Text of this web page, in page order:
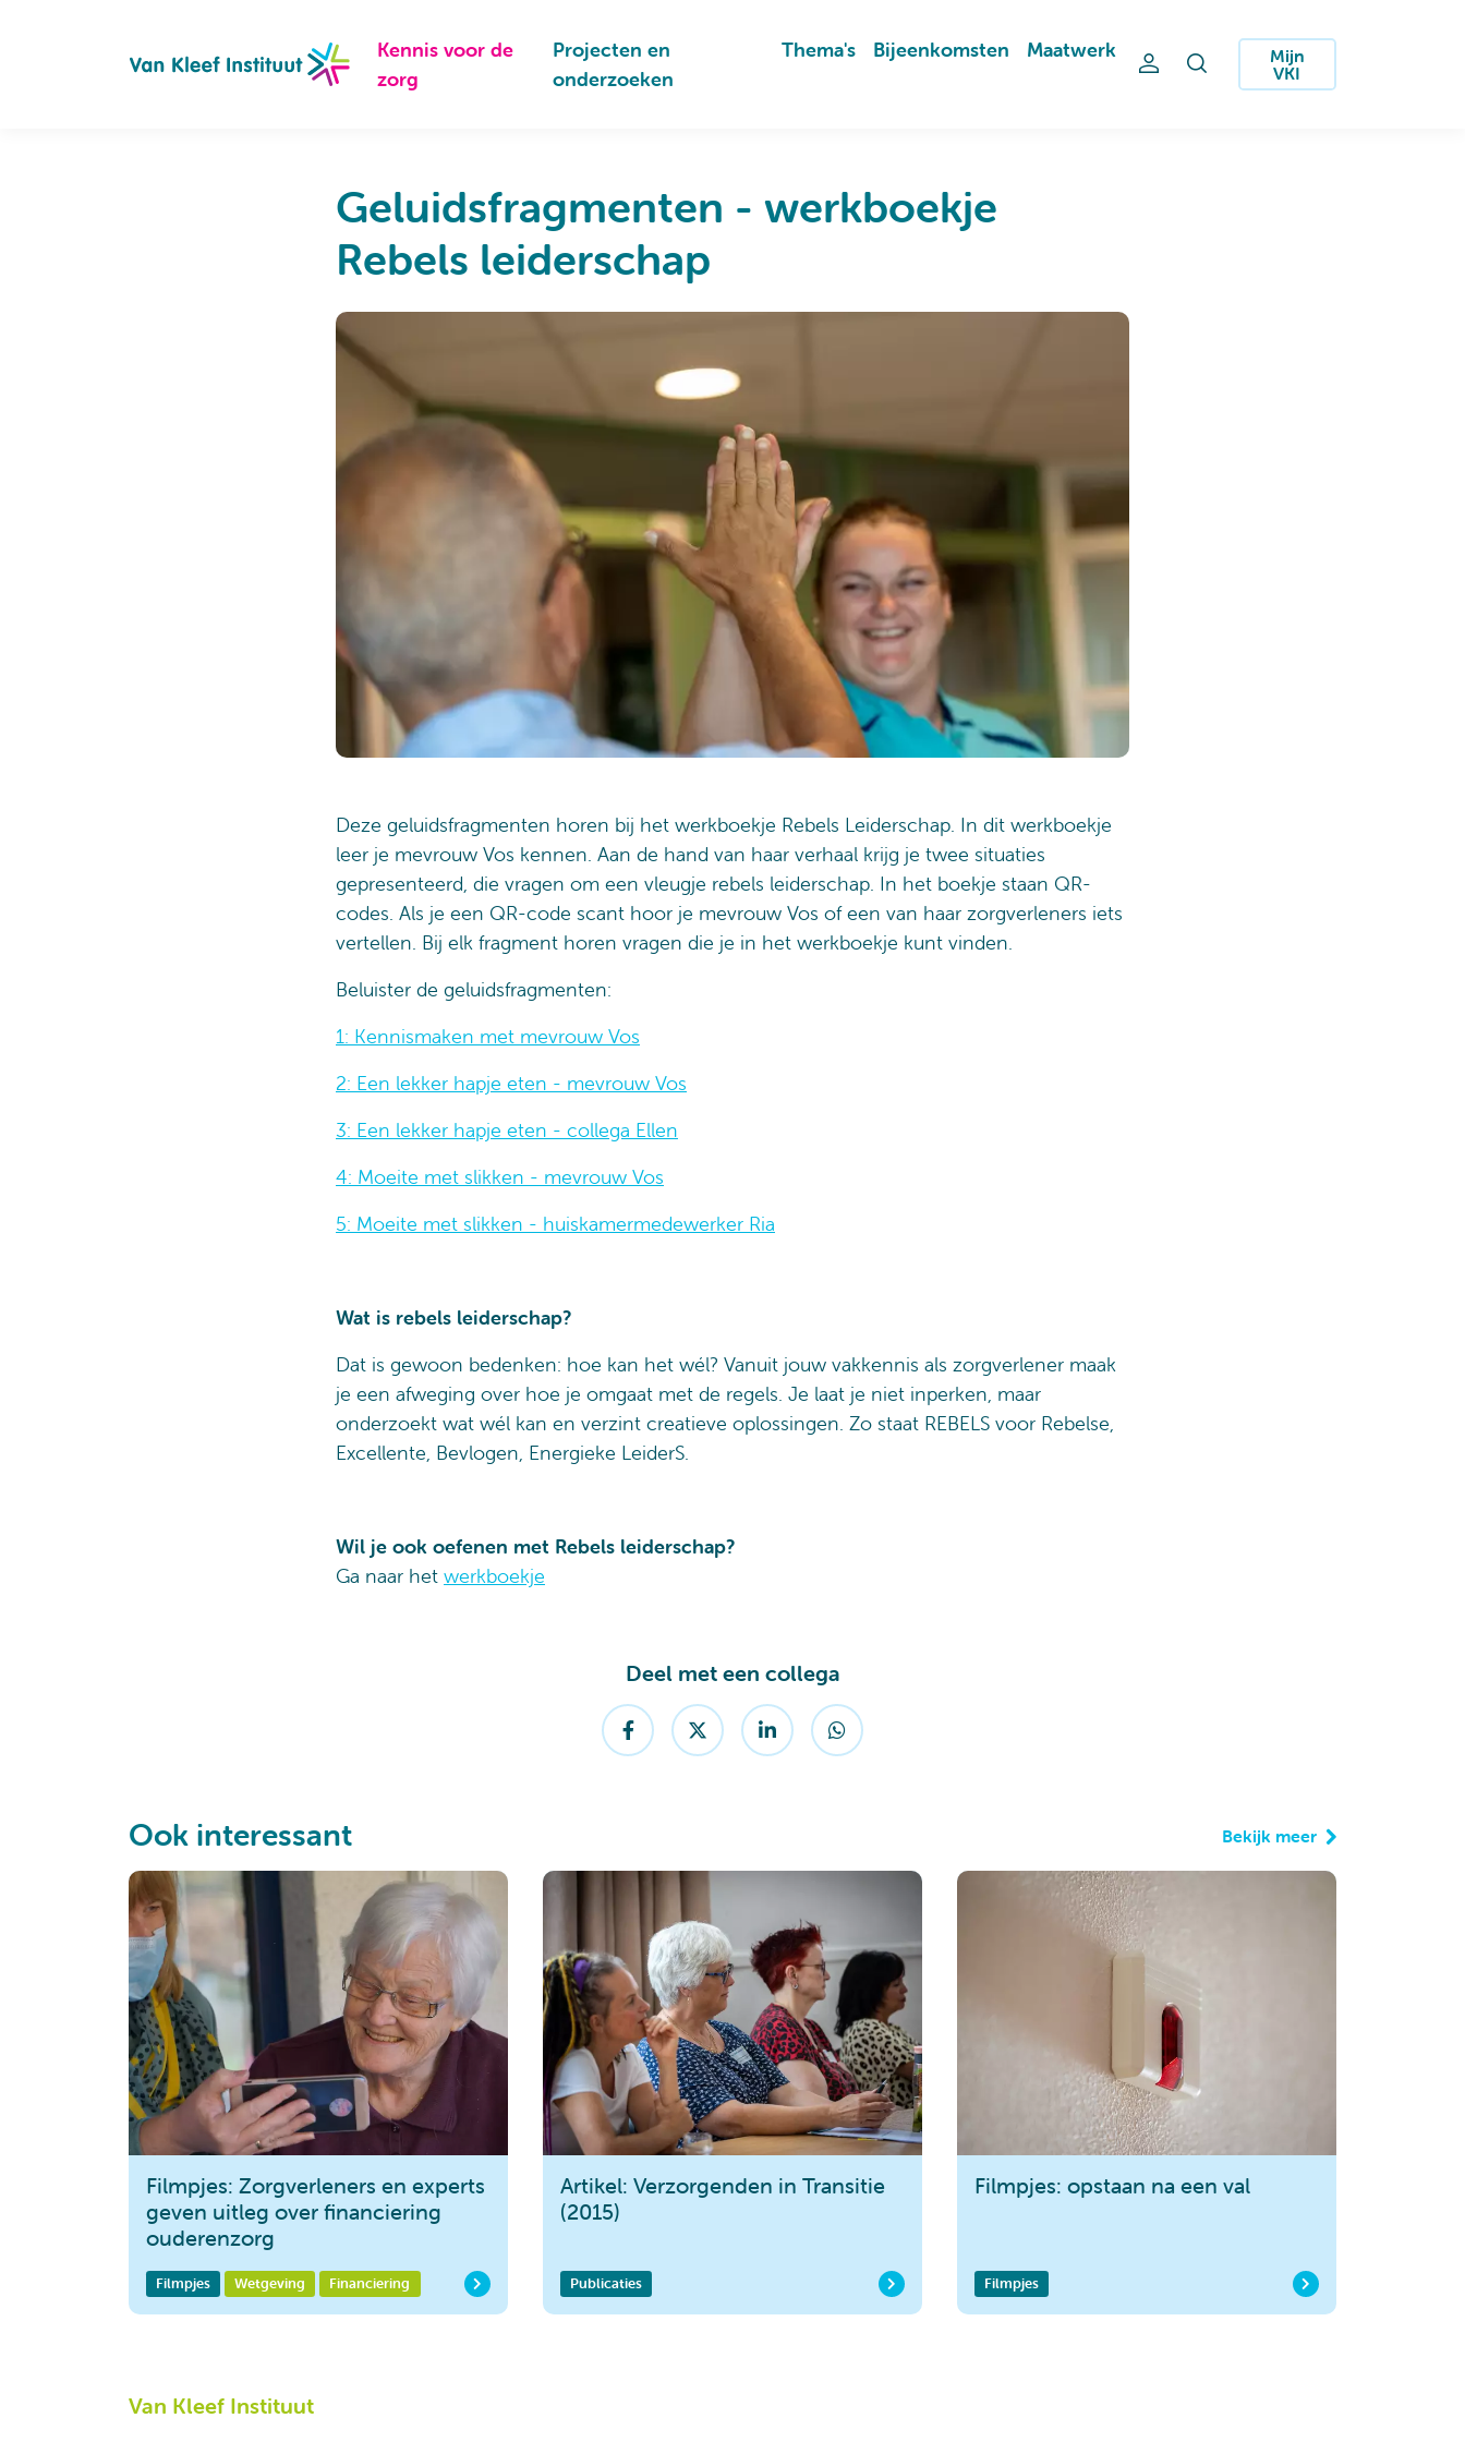
Mijn
VKI
Kennis voor de
zorg
Projecten en
onderzoeken
Thema's Bijeenkomsten Maatwerk
Geluidsfragmenten - werkboekje
Rebels leiderschap
Deze geluidsfragmenten horen bij het werkboekje Rebels Leiderschap. In dit werkboekje
leer je mevrouw Vos kennen. Aan de hand van haar verhaal krijg je twee situaties
gepresenteerd, die vragen om een vleugje rebels leiderschap. In het boekje staan QR-
codes. Als je een QR-code scant hoor je mevrouw Vos of een van haar zorgverleners iets
vertellen. Bij elk fragment horen vragen die je in het werkboekje kunt vinden.
Beluister de geluidsfragmenten:
1: Kennismaken met mevrouw Vos
2: Een lekker hapje eten - mevrouw Vos
3: Een lekker hapje eten - collega Ellen
4: Moeite met slikken - mevrouw Vos
5: Moeite met slikken - huiskamermedewerker Ria
Wat is rebels leiderschap?
Dat is gewoon bedenken: hoe kan het wél? Vanuit jouw vakkennis als zorgverlener maak
je een afweging over hoe je omgaat met de regels. Je laat je niet inperken, maar
onderzoekt wat wél kan en verzint creatieve oplossingen. Zo staat REBELS voor Rebelse,
Excellente, Bevlogen, Energieke LeiderS.
Wil je ook oefenen met Rebels leiderschap?
Ga naar het werkboekje
Deel met een collega
Ook interessant Bekijk meer
Filmpjes: Zorgverleners en experts
geven uitleg over financiering
ouderenzorg
Filmpjes Wetgeving Financiering
Artikel: Verzorgenden in Transitie
(2015)
Publicaties
Filmpjes: opstaan na een val
Filmpjes
Van Kleef Instituut